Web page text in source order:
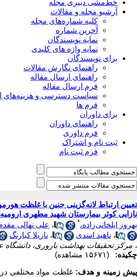
خط‌مشی دبیری مجله
آرشیو مجله و مقالات
کلیه شماره‌های مجله
آخرین شماره
نمایه نویسندگان
نمایه واژه های کلیدی
برای نویسندگان
راهنمای نگارش مقالات
راهنمای ارسال مقاله
فرم ارسال مقاله
سیاست دسترسی و هزینه‌های
فرم ها
برای داوران
راهنمای داوران
فرم داوری
ثبت نام و اشتراک
فرم ثبت نام
نازایی کوثر بیمارستان شهید مطهری ارومیه
بهروز ایلخانی‌زاده،* ، علی نهالی
، ناهید اسدی ، نازیلا کیارنگ
، مرکز تحقیقات بهداشت باروری،
چکیده:
(۱۵۶۷۱ مشاهده)
پیش زمینه و هدف: غلظت مواد مختلفی در